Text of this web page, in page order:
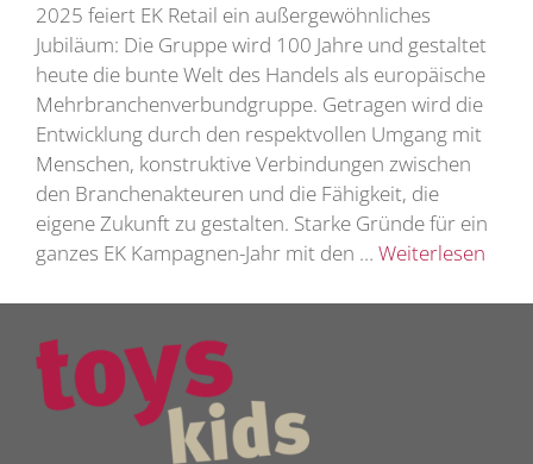
2025 feiert EK Retail ein außergewöhnliches
Jubiläum: Die Gruppe wird 100 Jahre und gestaltet
heute die bunte Welt des Handels als europäische
Mehrbranchenverbundgruppe. Getragen wird die
Entwicklung durch den respektvollen Umgang mit
Menschen, konstruktive Verbindungen zwischen
den Branchenakteuren und die Fähigkeit, die
eigene Zukunft zu gestalten. Starke Gründe für ein
ganzes EK Kampagnen-Jahr mit den … Weiterlesen